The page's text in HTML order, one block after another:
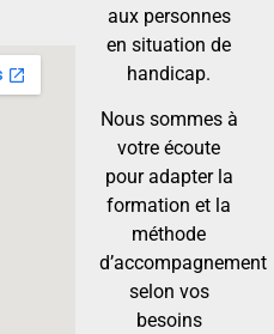
aux personnes
en situation de
handicap.
Nous sommes à
votre écoute
pour adapter la
formation et la
méthode
d’accompagnement
selon vos
besoins